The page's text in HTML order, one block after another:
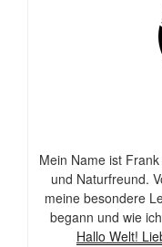
Mein Name ist
und Naturfreund.
meine besondere
begann und wie
Hallo Welt!